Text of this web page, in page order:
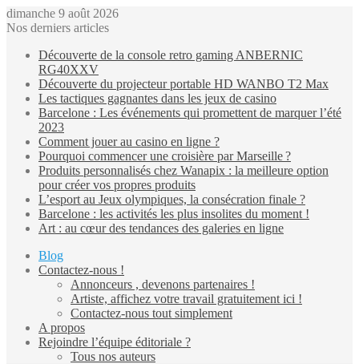
dimanche 9 août 2026
Nos derniers articles
Découverte de la console retro gaming ANBERNIC
RG40XXV
Découverte du projecteur portable HD WANBO T2 Max
Les tactiques gagnantes dans les jeux de casino
Barcelone : Les événements qui promettent de marquer l’été
2023
Comment jouer au casino en ligne ?
Pourquoi commencer une croisière par Marseille ?
Produits personnalisés chez Wanapix : la meilleure option
pour créer vos propres produits
L’esport au Jeux olympiques, la consécration finale ?
Barcelone : les activités les plus insolites du moment !
Art : au cœur des tendances des galeries en ligne
Blog
Contactez-nous !
Annonceurs , devenons partenaires !
Artiste, affichez votre travail gratuitement ici !
Contactez-nous tout simplement
A propos
Rejoindre l’équipe éditoriale ?
Tous nos auteurs